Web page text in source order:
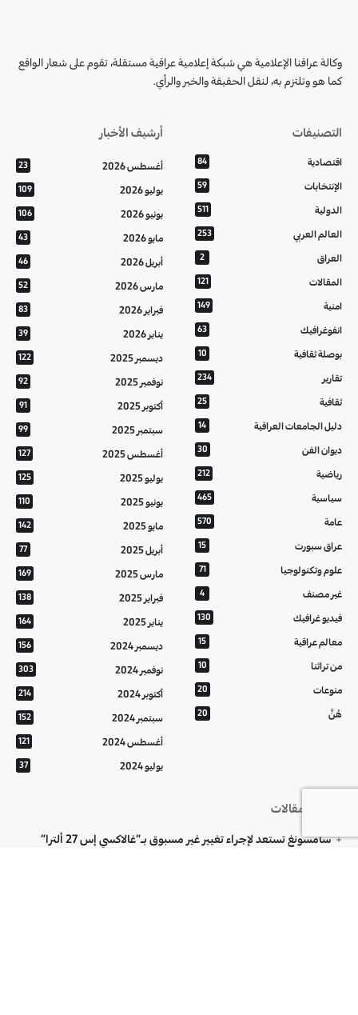
وكالة عراقنا الإعلامية هي شبكة إعلامية عراقية مستقلة، تقوم على شعار الواقع
كما هو وتلتزم به، لنقل الحقيقة والخبر والرأي.
التصنيفات
اقتصادية 84
الإنتخابات 59
الدولية 511
العالم العربي 253
العراق 2
المقالات 121
امنية 149
انفوغرافيك 63
بوصلة ثقافية 10
تقارير 234
ثقافية 25
دليل الجامعات العراقية 14
ديوان الفن 30
رياضية 212
سياسية 465
عامة 570
عراق سبورت 15
علوم وتكنولوجيا 71
غير مصنف 4
فيديو غرافيك 130
معالم عراقية 15
من تراثنا 10
منوعات 20
هُنَّ 20
أرشيف الأخبار
أغسطس 2026 23
يوليو 2026 109
يونيو 2026 106
مايو 2026 43
أبريل 2026 46
مارس 2026 52
فبراير 2026 83
يناير 2026 39
ديسمبر 2025 122
نوفمبر 2025 92
أكتوبر 2025 91
سبتمبر 2025 99
أغسطس 2025 127
يوليو 2025 125
يونيو 2025 110
مايو 2025 142
أبريل 2025 77
مارس 2025 169
فبراير 2025 138
يناير 2025 164
ديسمبر 2024 156
نوفمبر 2024 303
أكتوبر 2024 214
سبتمبر 2024 152
أغسطس 2024 121
يوليو 2024 37
أحدث المقالات
سامسونغ تستعد لإجراء تغيير غير مسبوق بـ”غالاكسي إس 27 ألترا”